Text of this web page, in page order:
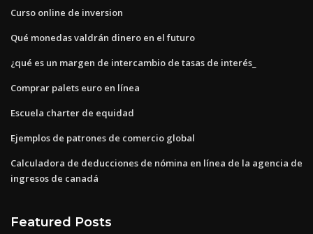
Curso online de inversion
Qué monedas valdrán dinero en el futuro
¿qué es un margen de intercambio de tasas de interés_
Comprar palets euro en línea
Escuela charter de equidad
Ejemplos de patrones de comercio global
Calculadora de deducciones de nómina en línea de la agencia de
ingresos de canadá
Featured Posts